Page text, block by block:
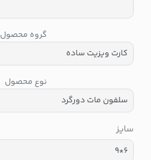
گروه محصول
نوع محصول
سایز